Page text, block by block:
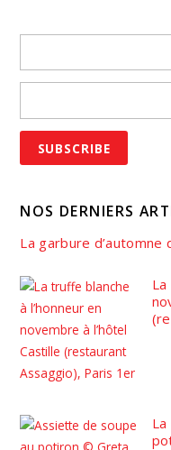
NOS DERNIERS
La garbure d’automne